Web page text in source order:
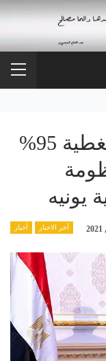
وزير المالية المصري : تغطية 95%
يونيه
آخر الاخبار أخبار